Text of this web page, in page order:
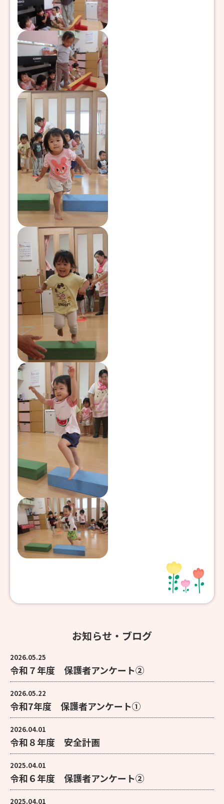
お知らせ・ブログ
2026.05.25
令和７年度 保護者アンケート②
2026.05.22
令和7年度 保護者アンケート①
2026.04.01
令和８年度 安全計画
2025.04.01
令和６年度 保護者アンケート②
2025.04.01